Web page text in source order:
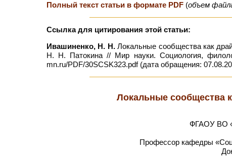
Полный текст статьи в формате PDF (объем
Ссылка для цитирования этой статьи:
Ивашиненко, Н. Н.Локальные сообщества как
Н. Н. Патокина // Мир науки. Социология,
mn.ru/PDF/30SCSK323.pdf (дата обращения:
Локальные сообщества
ФГАОУ ВО
Профессор кафедры